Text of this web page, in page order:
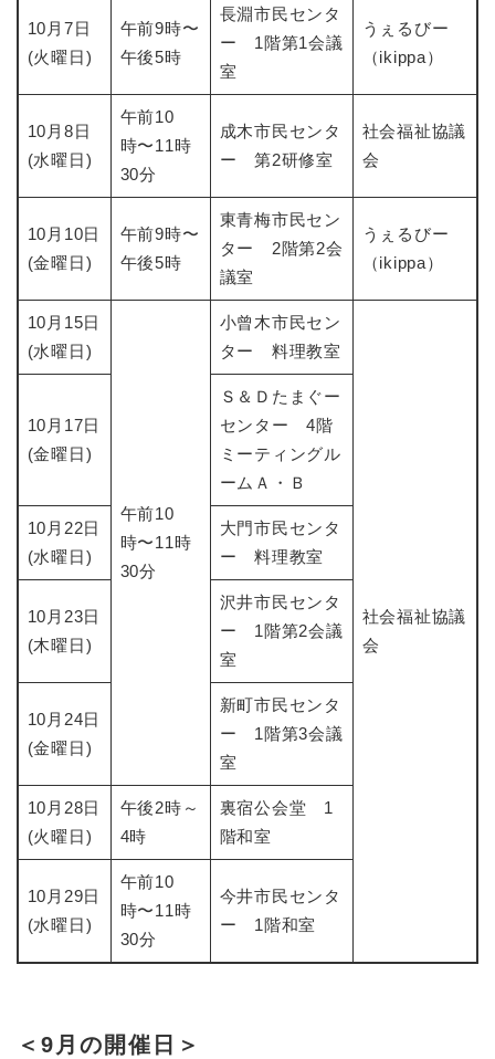
10月7日
(火曜日)
午前9時〜
午後5時
長淵市民センタ
ー 1階第1会議
室
うぇるびー
（ikippa）
10月8日
(水曜日)
午前10
時〜11時
30分
成木市民センタ
ー 第2研修室
社会福祉協議
会
10月10日
(金曜日)
午前9時〜
午後5時
東青梅市民セン
ター 2階第2会
議室
うぇるびー
（ikippa）
10月15日
(水曜日)
午前10
時〜11時
30分
小曾木市民セン
ター 料理教室
社会福祉協議
会
10月17日
(金曜日)
Ｓ＆Ｄたまぐー
センター 4階
ミーティングル
ームＡ・Ｂ
10月22日
(水曜日)
大門市民センタ
ー 料理教室
10月23日
(木曜日)
沢井市民センタ
ー 1階第2会議
室
10月24日
(金曜日)
新町市民センタ
ー 1階第3会議
室
10月28日
(火曜日)
午後2時～
4時
裏宿公会堂 1
階和室
10月29日
(水曜日)
午前10
時〜11時
30分
今井市民センタ
ー 1階和室
＜9月の開催日＞